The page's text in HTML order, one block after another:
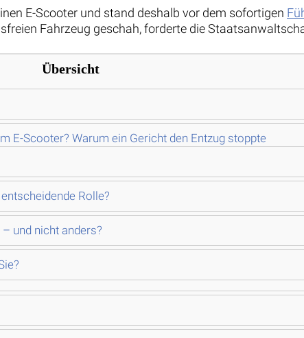
E-Scooter und stand deshalb vor dem sofortigen
Fahrzeug geschah, forderte die
Übersicht
E-Scooter? Warum ein Gericht den Entzug stoppte
Rolle?
und nicht anders?